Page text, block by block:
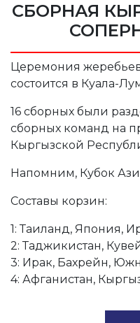
СБОРНАЯ
Церемония
состоится в Куала-
16 сборных были
сборных команд на
Кыргызской
Напомним, Кубок
Составы корзин:
1: Таиланд, Япония,
2: Таджикистан,
3: Ирак, Бахрейн,
4: Афганистан,